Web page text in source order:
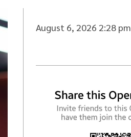
August 6, 2026 2:28 pm